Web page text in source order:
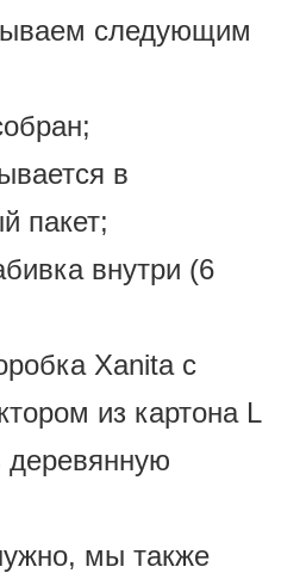
следующим
в
пакет;
внутри (6
Xanita с
из картона L
деревянную
мы также